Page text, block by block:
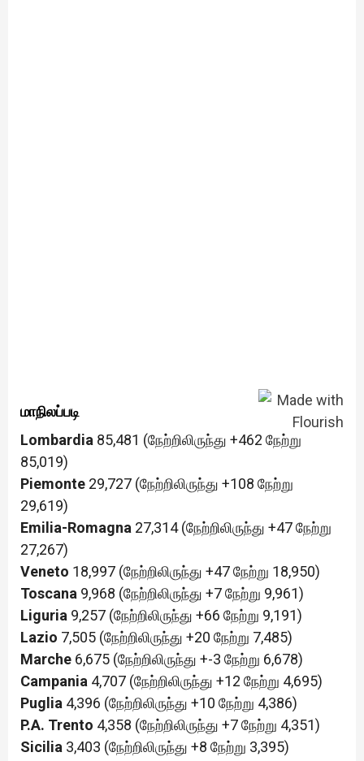
மாநிலப்படி
Lombardia 85,481 (நேற்றிலிருந்து +462 நேற்று
85,019)
Piemonte 29,727 (நேற்றிலிருந்து +108 நேற்று
29,619)
Emilia-Romagna 27,314 (நேற்றிலிருந்து +47 நேற்று
27,267)
Veneto 18,997 (நேற்றிலிருந்து +47 நேற்று 18,950)
Toscana 9,968 (நேற்றிலிருந்து +7 நேற்று 9,961)
Liguria 9,257 (நேற்றிலிருந்து +66 நேற்று 9,191)
Lazio 7,505 (நேற்றிலிருந்து +20 நேற்று 7,485)
Marche 6,675 (நேற்றிலிருந்து +-3 நேற்று 6,678)
Campania 4,707 (நேற்றிலிருந்து +12 நேற்று 4,695)
Puglia 4,396 (நேற்றிலிருந்து +10 நேற்று 4,386)
P.A. Trento 4,358 (நேற்றிலிருந்து +7 நேற்று 4,351)
Sicilia 3,403 (நேற்றிலிருந்து +8 நேற்று 3,395)